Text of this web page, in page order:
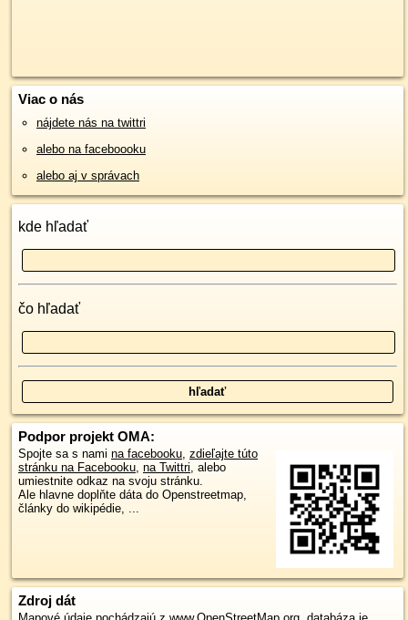
Viac o nás
nájdete nás na twittri
alebo na faceboooku
alebo aj v správach
kde hľadať
čo hľadať
Podpor projekt OMA:
Spojte sa s nami na facebooku, zdieľajte túto
stránku na Facebooku, na Twittri, alebo
umiestnite odkaz na svoju stránku.
Ale hlavne doplňte dáta do Openstreetmap,
články do wikipédie, ...
Zdroj dát